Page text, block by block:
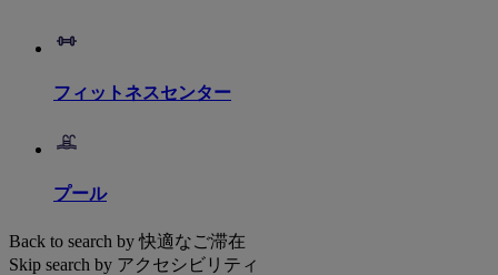
フィットネスセンター
プール
Back to search by 快適なご滞在
Skip search by アクセシビリティ